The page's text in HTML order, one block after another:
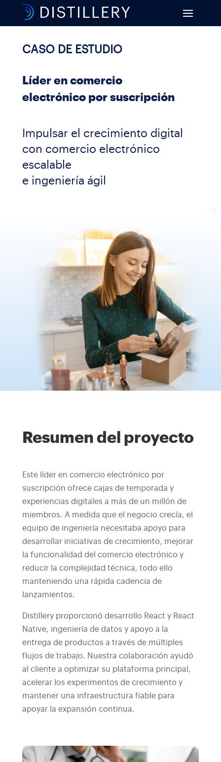
CASO DE ESTUDIO
Líder en comercio
electrónico por suscripción
Impulsar el crecimiento digital
con comercio electrónico
escalable
e ingeniería ágil
Resumen del proyecto
Este líder en comercio electrónico por
suscripción ofrece cajas de temporada y
experiencias digitales a más de un millón de
miembros. A medida que el negocio crecía, el
equipo de ingeniería necesitaba apoyo para
desarrollar iniciativas de crecimiento, mejorar
la funcionalidad del comercio electrónico y
reducir la complejidad técnica, todo ello
manteniendo una rápida cadencia de
lanzamientos.
Distillery proporcionó desarrollo React y React
Native, ingeniería de datos y apoyo a la
entrega de productos a través de múltiples
flujos de trabajo. Nuestra colaboración ayudó
al cliente a optimizar su plataforma principal,
acelerar los experimentos de crecimiento y
mantener una infraestructura fiable para
apoyar la expansión continua.